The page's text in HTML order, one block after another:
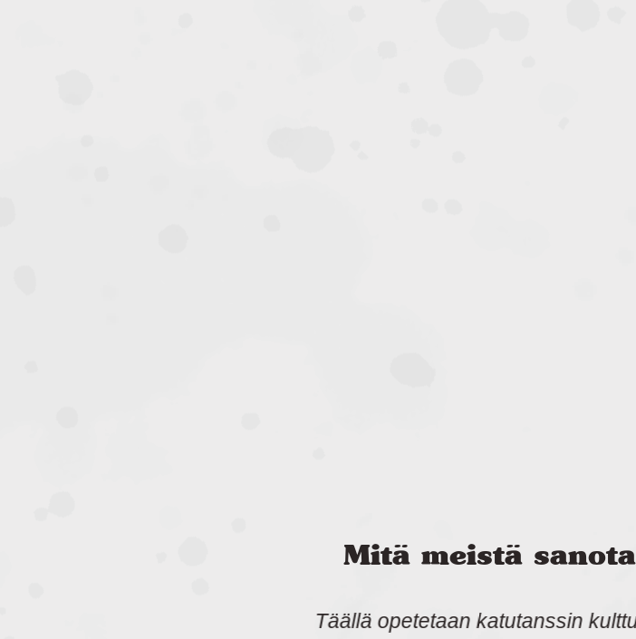
Mitä meistä
“Saiffalla on loistavat